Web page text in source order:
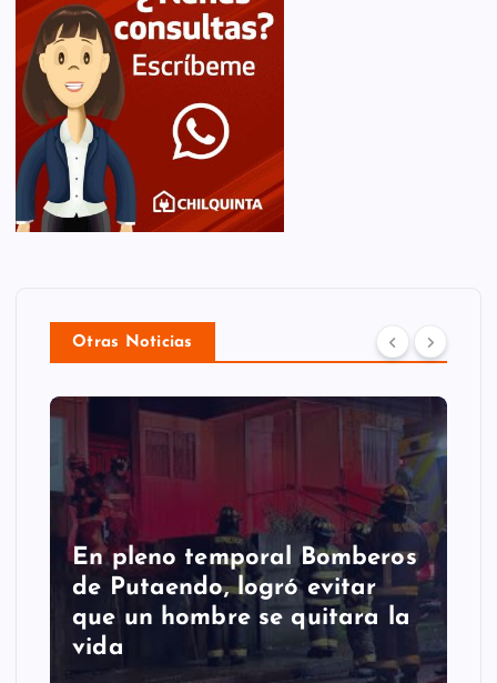
Otras Noticias
Putaendo espera al
Sernageomin para analizar
retiro de enorme roca que
cayó en la comuna